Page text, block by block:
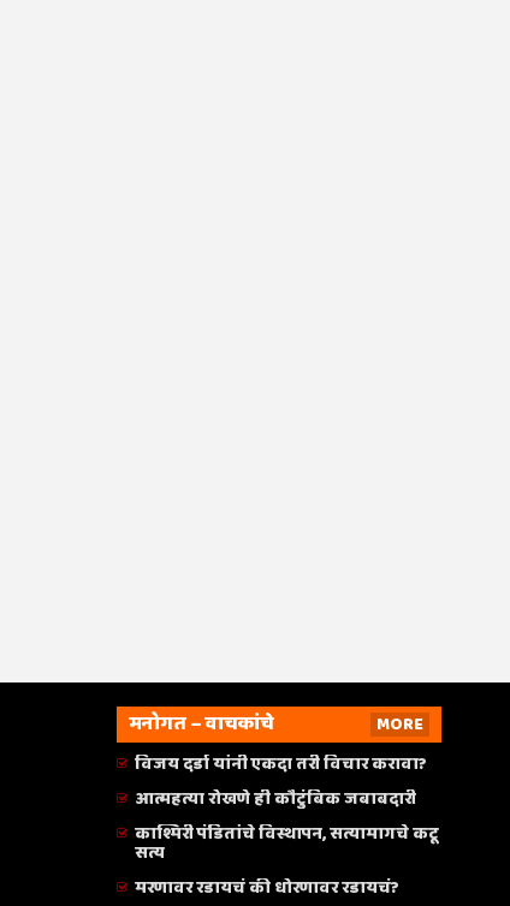
मनोगत – वाचकांचे
MORE
विजय दर्डा यांनी एकदा तरी विचार करावा?
आत्महत्या रोखणे ही कौटुंबिक जबाबदारी
काश्मिरी पंडितांचे विस्थापन, सत्यामागचे कटू
सत्य
मरणावर रडायचं की धोरणावर रडायचं?